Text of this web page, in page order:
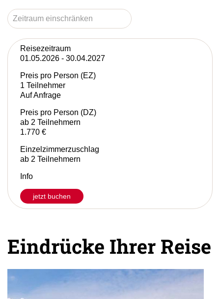
Reisezeitraum
01.05.2026 - 30.04.2027
Preis pro Person (EZ)
1 Teilnehmer
Auf Anfrage
Preis pro Person (DZ)
ab 2 Teilnehmern
1.770 €
Einzelzimmerzuschlag
ab 2 Teilnehmern
Info
jetzt buchen
Eindrücke Ihrer Reise